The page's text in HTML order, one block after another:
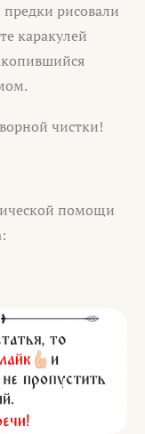
рисовали
каракулей
чистки!
помощи